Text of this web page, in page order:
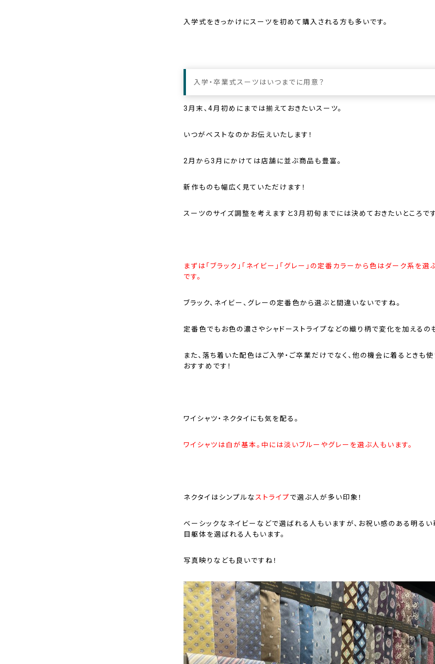
入学式をきっかけにスーツを初めて購入される方も多いです。
入学・卒業式スーツはいつまでに用意？
3月末、4月初めにまでは揃えておきたいスーツ。
いつがベストなのかお伝えいたします！
2月から3月にかけては店舗に並ぶ商品も豊富。
新作ものも幅広く見ていただけます！
スーツのサイズ調整を考えますと3月初旬までには決めておきたいところで
まずは「ブラック」「ネイビー」「グレー」の定番カラーから色はダーク系を
です。
ブラック、ネイビー、グレーの定番色から選ぶと間違いないですね。
定番色でもお色の濃さやシャドーストライプなどの織り柄で変化を加えるの
また、落ち着いた配色はご入学・ご卒業だけでなく、他の機会に着るときも使
おすすめです！
ワイシャツ・ネクタイにも気を配る。
ワイシャツは白が基本。中には淡いブルーやグレーを選ぶ人もいます。
ネクタイはシンプルな ストライプで選ぶ人が多い印象！
ベーシックなネイビーなどで選ばれる人もいますが、お祝い感のある明る
目躯体を選ばれる人もいます。
写真映りなども良いですね！